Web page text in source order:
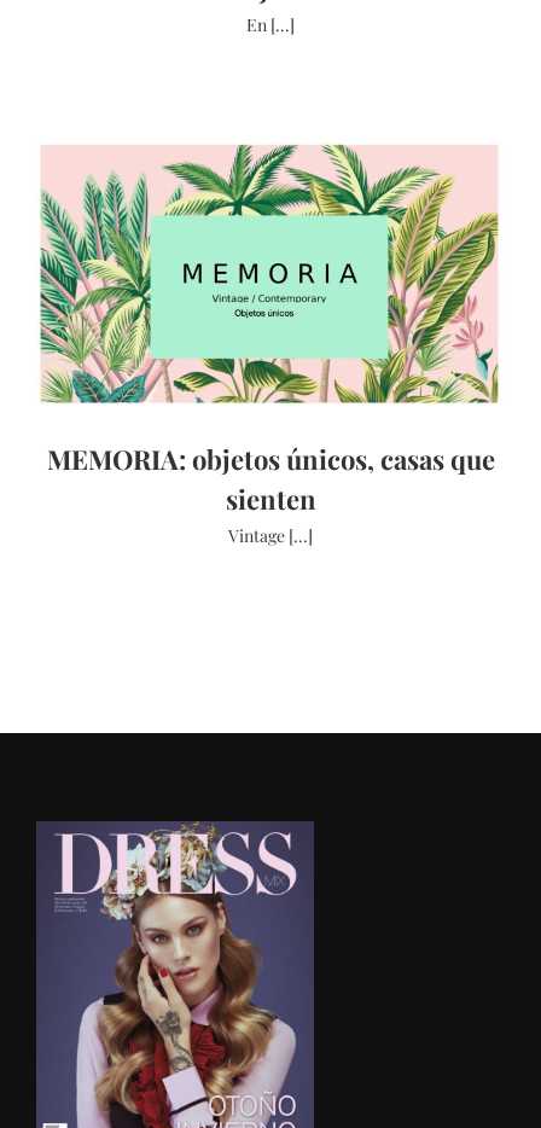
En [...]
MEMORIA: objetos únicos, casas que
sienten
Vintage [...]